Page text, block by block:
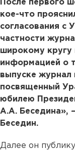
После первого
кое-что
согласования с
частности
широкому кругу
информацией о
выпуске журнал
посвященный
юбилею
А.А. Беседина»,
Беседин.
Далее он